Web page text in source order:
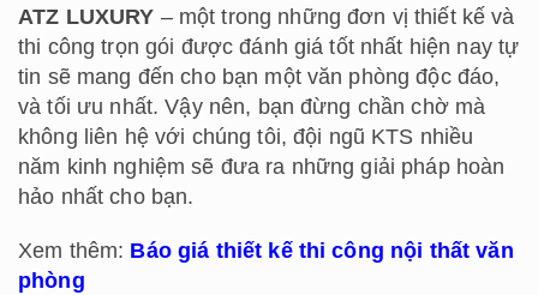
ATZ LUXURY – một trong những đơn vị thiết kế và
thi công trọn gói được đánh giá tốt nhất hiện nay tự
tin sẽ mang đến cho bạn một văn phòng độc đáo,
và tối ưu nhất. Vậy nên, bạn đừng chần chờ mà
không liên hệ với chúng tôi, đội ngũ KTS nhiều
năm kinh nghiệm sẽ đưa ra những giải pháp hoàn
hảo nhất cho bạn.
Xem thêm: Báo giá thiết kế thi công nội thất văn
phòng